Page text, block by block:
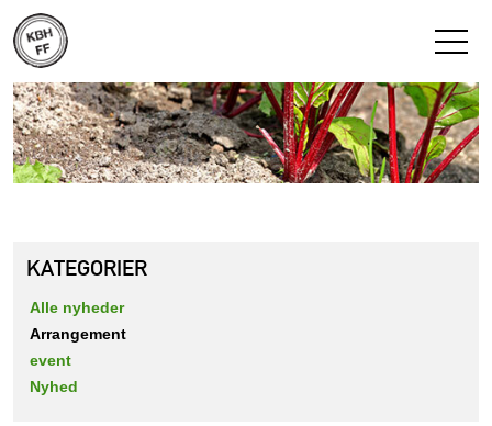
KATEGORIER
Alle nyheder
Arrangement
event
Nyhed